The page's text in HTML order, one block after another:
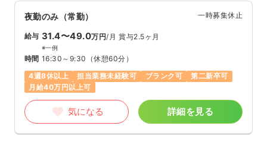
夜勤のみ（常勤） 一時募集休止
給与 31.4〜49.0万円/月 賞与2.5ヶ月
※一例
時間 16:30～9:30 （休憩60分）
4週8休以上
担当業務未経験可 ブランク可
第二新卒可
月給40万円以上可
気になる 詳細を見る